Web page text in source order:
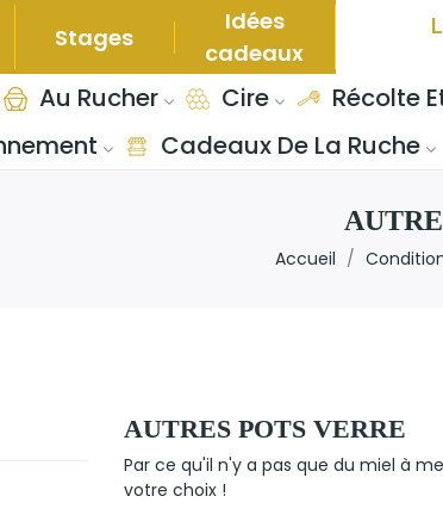
Stages
Idées
cadeaux
Au Rucher Cire
Récolte
Cadeaux De La Ruche
Accueil
AUTRES POTS VERRE
Par ce qu'il n'y a pas que du miel à
votre choix !